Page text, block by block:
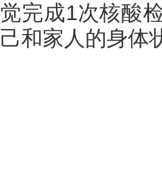
觉完成1次核酸
己和家人的身体